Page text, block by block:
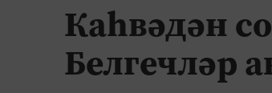
Каһвәдән
Белгечләр